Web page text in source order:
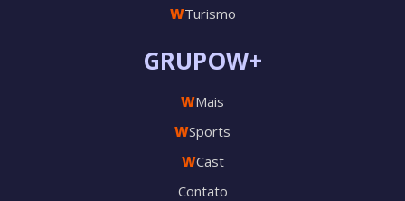
GRUPOW+
WMais
WSports
WCast
Contato
WTurismo